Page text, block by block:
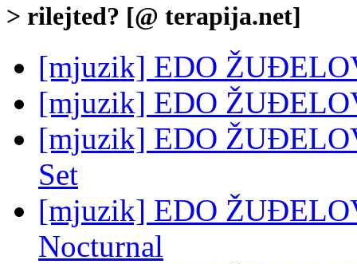
> rilejted? [@ terapija.net]
[mjuzik] EDO
[mjuzik] EDO
[mjuzik] EDO
Set
[mjuzik] EDO
Nocturnal